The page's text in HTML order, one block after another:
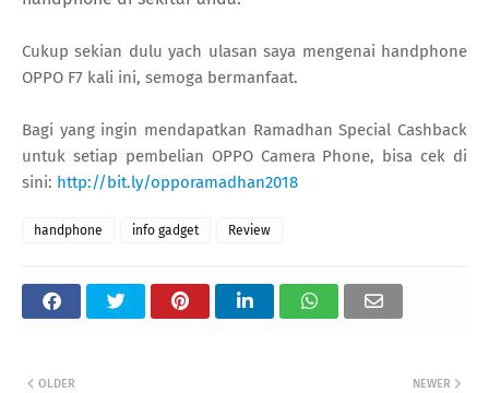
Cukup sekian dulu yach ulasan saya mengenai handphone
OPPO F7 kali ini, semoga bermanfaat.
Bagi yang ingin mendapatkan Ramadhan Special Cashback
untuk setiap pembelian OPPO Camera Phone, bisa cek di
sini: http://bit.ly/opporamadhan2018
handphone info gadget Review
NEWER
OLDER